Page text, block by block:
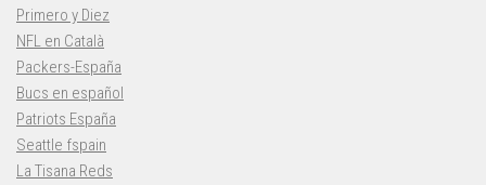
Primero y Diez
NFL en Català
Packers-España
Bucs en español
Patriots España
Seattle fspain
La Tisana Reds